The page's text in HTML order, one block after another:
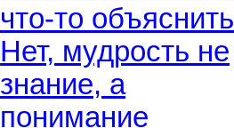
что-то объяснить
Нет, мудрость не
знание, а
понимание